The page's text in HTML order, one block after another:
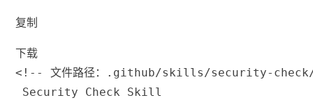
复制
下载
<!-- 文件路径：.github/skills/security-
Security Check Skill